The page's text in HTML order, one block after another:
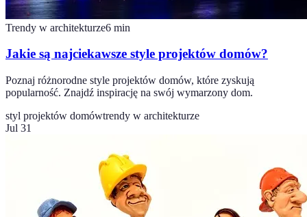
Trendy w architekturze6 min
Jakie są najciekawsze style projektów domów?
Poznaj różnorodne style projektów domów, które zyskują
popularność. Znajdź inspirację na swój wymarzony dom.
styl projektów domówtrendy w architekturze
Jul 31